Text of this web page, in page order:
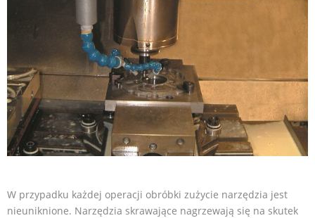
W przypadku każdej operacji obróbki zużycie narzędzia jest
nieuniknione. Narzędzia skrawające nagrzewają się na skutek